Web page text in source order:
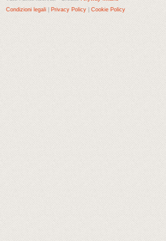
Condizioni legali
Privacy Policy Cookie Policy